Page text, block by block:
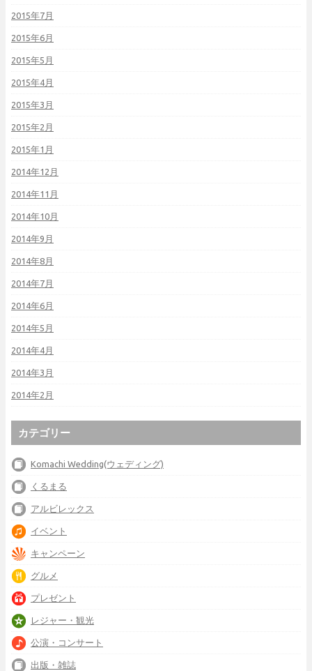
2015年7月
2015年6月
2015年5月
2015年4月
2015年3月
2015年2月
2015年1月
2014年12月
2014年11月
2014年10月
2014年9月
2014年8月
2014年7月
2014年6月
2014年5月
2014年4月
2014年3月
2014年2月
カテゴリー
Komachi Wedding(ウェディング)
くるまる
アルビレックス
イベント
キャンペーン
グルメ
プレゼント
レジャー・観光
公演・コンサート
出版・雑誌